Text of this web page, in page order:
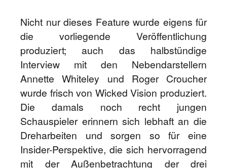
Nicht nur dieses Feature wurde eigens für
die vorliegende Veröffentlichung
produziert; auch das halbstündige
Interview mit den Nebendarstellern
Annette Whiteley und Roger Croucher
wurde frisch von Wicked Vision produziert.
Die damals noch recht jungen
Schauspieler erinnern sich lebhaft an die
Dreharbeiten und sorgen so für eine
Insider-Perspektive, die sich hervorragend
mit der Außenbetrachtung der drei